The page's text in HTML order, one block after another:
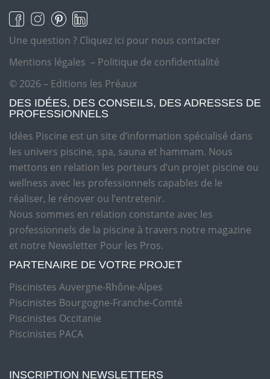
Une question ? Cliquez ici pour nous contacter
Mentions légales – Politique de confidentialité
© 2026 – Editions les Préaux
DES IDÉES, DES CONSEILS, DES ADRESSES DE
PROFESSIONNELS
Idées Piscine est un site d’information spécialisé dans
les univers piscine, spa, sauna et hammam. Nous
mettons en relation les porteurs d’un projet piscine ou
wellness avec les professionnels capables de le
réaliser, le rénover ou l’entretenir.
Nous sommes en relation constante avec les
professionnels de la piscine à travers notre magazine
et notre Newsletter Pour les Pros.
PARTENAIRE DE VOTRE PROJET
Piscinistes Auvergne-Rhône-Alpes
Piscinistes Bourgogne-Franche-Comté
Piscinistes Occitanie
Piscinistes PACA
INSCRIPTION NEWSLETTERS